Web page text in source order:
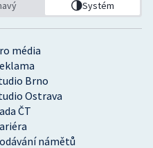
média
Brno
Ostrava
ČT
námětů
Systém